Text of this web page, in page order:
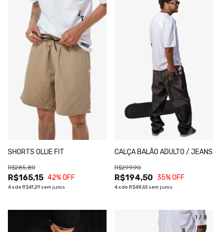
SHORTS OLLIE FIT
R$165,15
R$285,80
42% OFF
4xde R$41,29 sem juros
CALÇA BALÃO ADULTO / JEANS
R$194,50
R$299,90
35% OFF
4xde R$48,63 sem juros
1 / 8